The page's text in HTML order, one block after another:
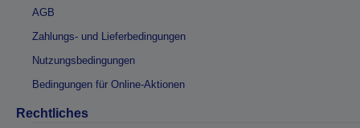
AGB
Zahlungs- und Lieferbedingungen
Nutzungsbedingungen
Bedingungen für Online-Aktionen
Rechtliches